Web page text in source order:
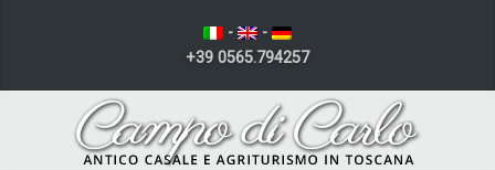
-
-
+39 0565.794257